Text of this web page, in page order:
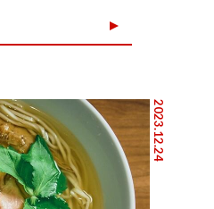
2023.12.24